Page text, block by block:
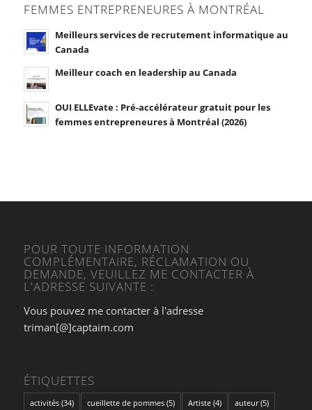
FEMMES ENTREPRENEURES À MONTRÉAL
Meilleurs services de recrutement informatique au
Canada
Meilleur coach en leadership au Canada
OUI ELLEvate : Pré-accélérateur gratuit pour les
femmes entrepreneures à Montréal (2026)
POUR TOUTE INFORMATION
COMPLÉMENTAIRE, RÉCLAMATION OU
DEMANDE, VEUILLEZ ME CONTACTER À
L'ADRESSE SUIVANTE :
Vous pouvez me contacter à l'adresse
triman[@]captaim.com
ÉTIQUETTES
activités(34) cueillette de pommes(5) Artiste(4) auteur(5)